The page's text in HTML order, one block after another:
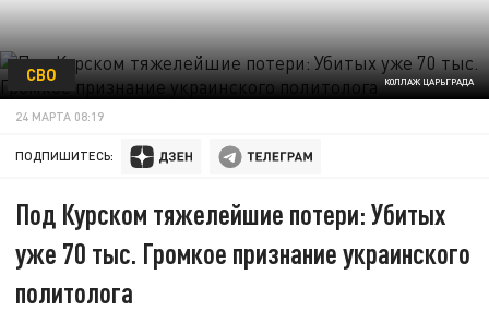
КОЛЛАЖ ЦАРЬГРАДА
СВО
24 МАРТА 08:19
ПОДПИШИТЕСЬ:
Под Курском тяжелейшие потери: Убитых
уже 70 тыс. Громкое признание украинского
политолога